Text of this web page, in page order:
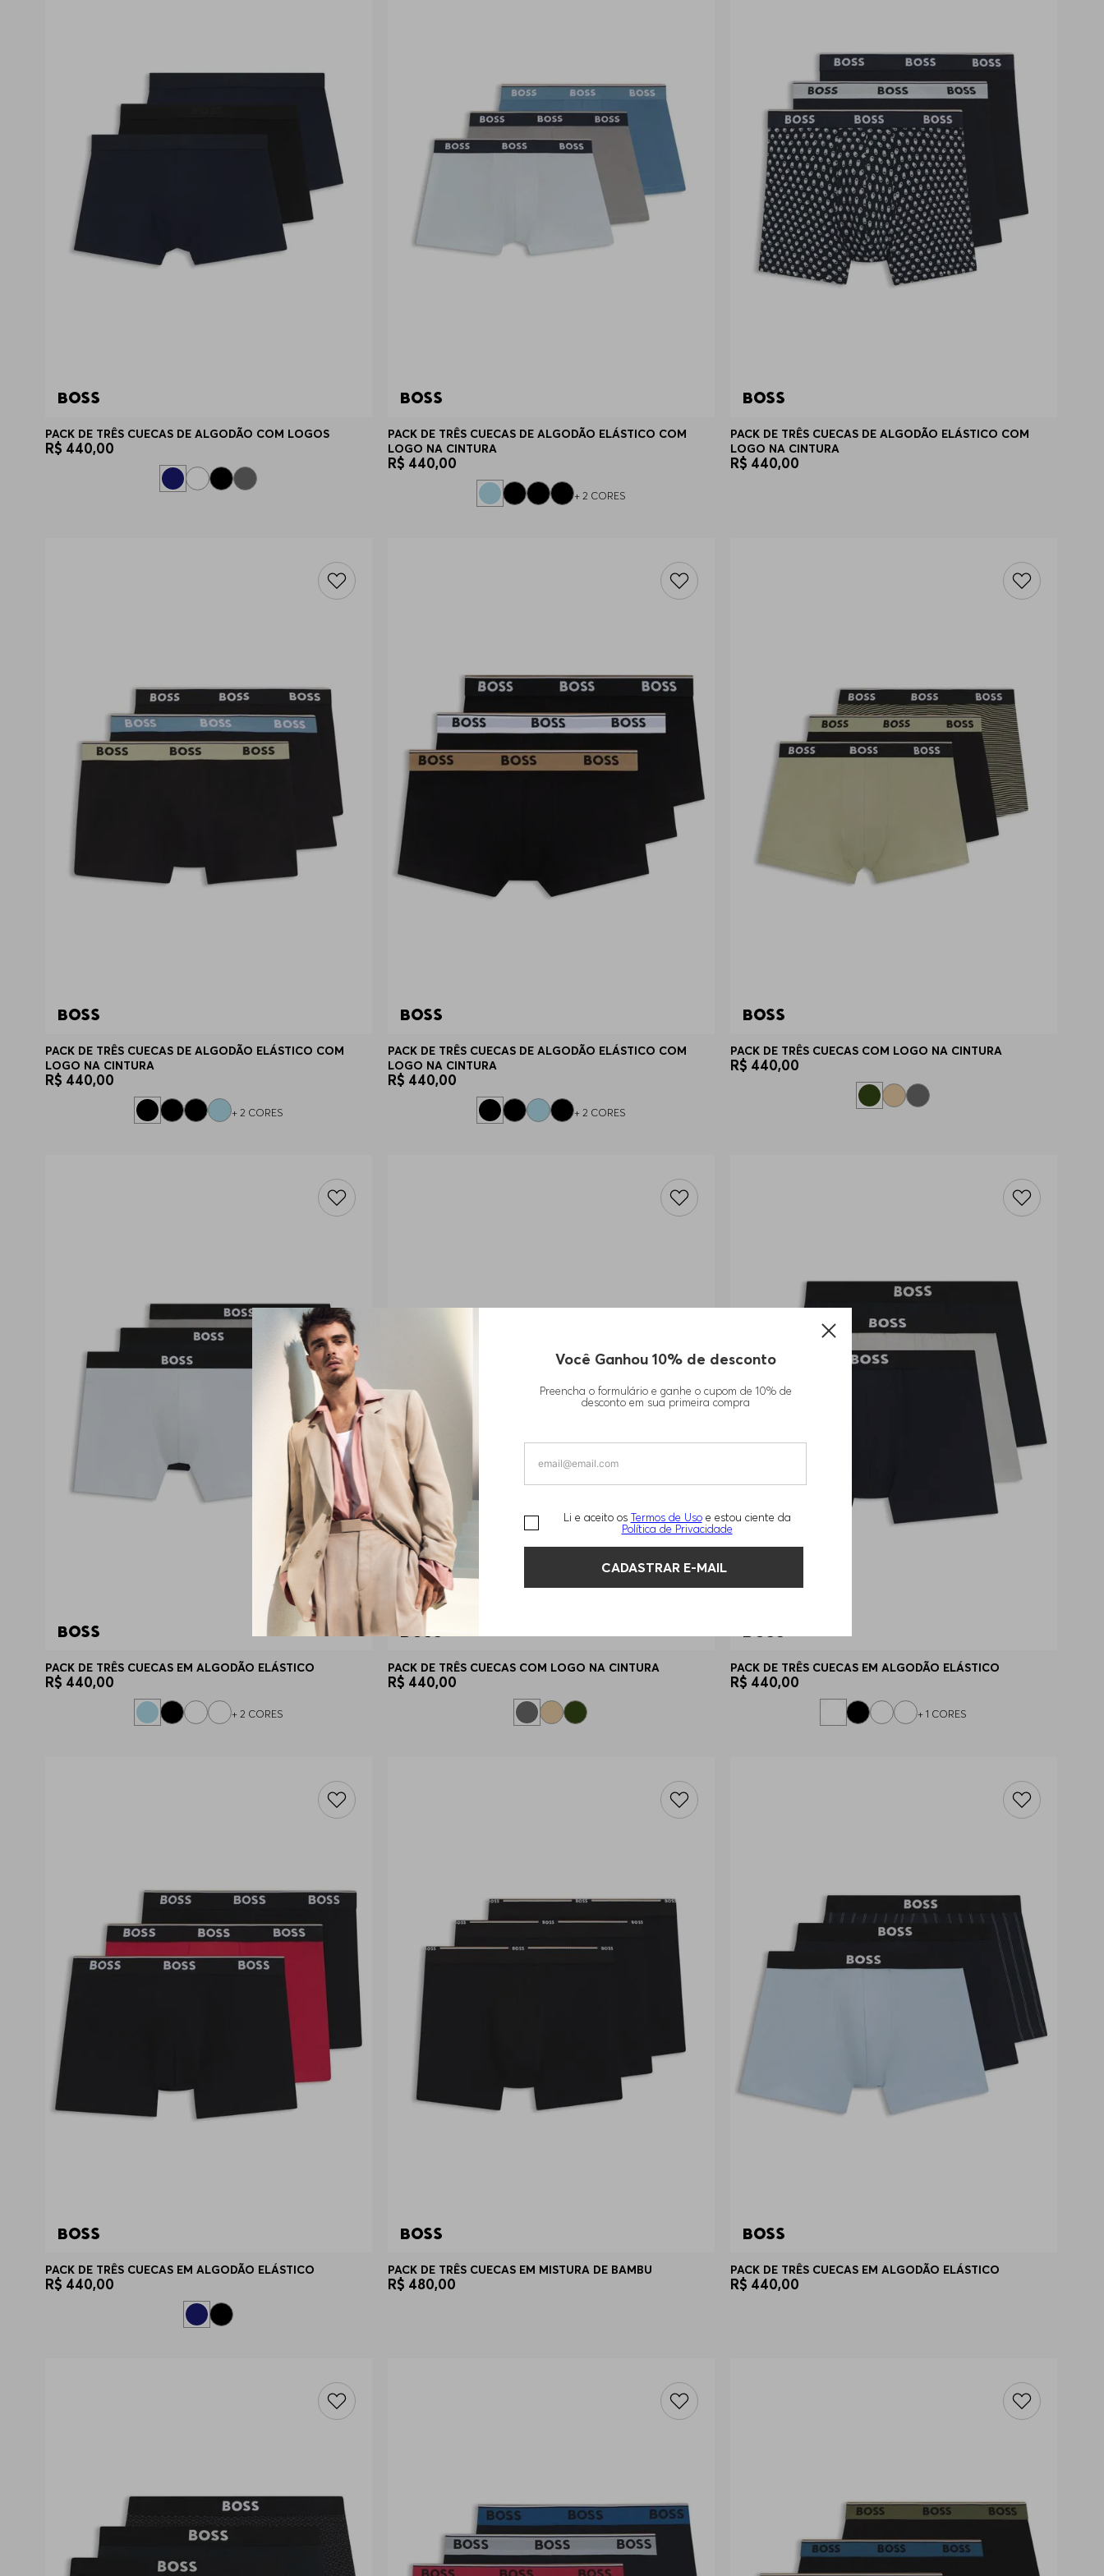
Você Ganhou 10% de desconto
Preencha o formulário e ganhe o cupom de 10% de
desconto em sua primeira compra
Li e aceito os Termos de Uso e estou ciente da
Política de Privacidade
CADASTRAR E-MAIL
PACK DE TRÊS CUECAS DE ALGODÃO COM LOGOS
R$ 440,00
PACK DE TRÊS CUECAS DE ALGODÃO ELÁSTICO COM
LOGO NA CINTURA
R$ 440,00
+ 2 CORES
PACK DE TRÊS CUECAS DE ALGODÃO ELÁSTICO COM
LOGO NA CINTURA
R$ 440,00
PACK DE TRÊS CUECAS DE ALGODÃO ELÁSTICO COM
LOGO NA CINTURA
R$ 440,00
+2 CORES
PACK DE TRÊS CUECAS DE ALGODÃO ELÁSTICO COM
LOGO NA CINTURA
R$ 440,00
+ 2 CORES
PACK DE TRÊS CUECAS COM LOGO NA CINTURA
R$ 440,00
PACK DE TRÊS CUECAS EM ALGODÃO ELÁSTICO
R$ 440,00
+2 CORES
PACK DE TRÊS CUECAS COM LOGO NA CINTURA
R$ 440,00
PACK DE TRÊS CUECAS EM ALGODÃO ELÁSTICO
R$ 440,00
+1 CORES
PACK DE TRÊS CUECAS EM ALGODÃO ELÁSTICO
R$ 440,00
PACK DE TRÊS CUECAS EM MISTURA DE BAMBU
R$ 480,00
PACK DE TRÊS CUECAS EM ALGODÃO ELÁSTICO
R$ 440,00